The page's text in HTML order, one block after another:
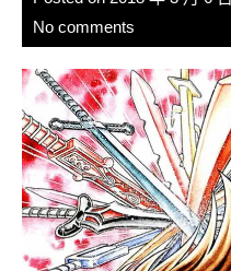
No comments